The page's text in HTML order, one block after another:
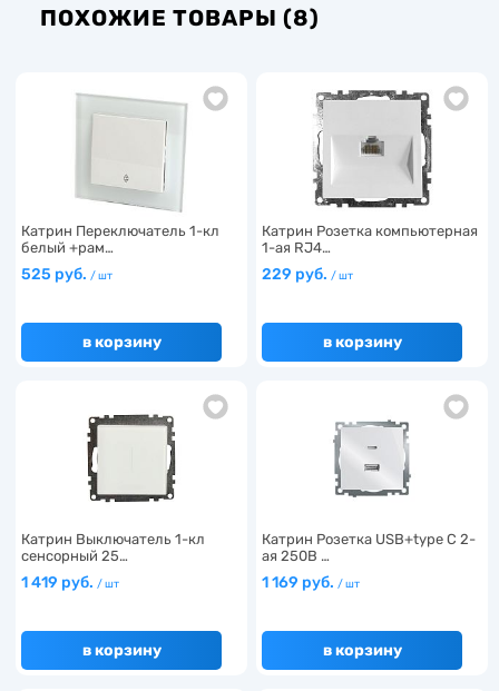
ПОХОЖИЕ ТОВАРЫ (8)
Катрин Переключатель 1-кл
белый +рам…
525 руб. / шт
в корзину
Катрин Розетка компьютерная
1-ая RJ4…
229 руб. / шт
в корзину
Катрин Выключатель 1-кл
сенсорный 25…
1 419 руб. / шт
в корзину
Катрин Розетка USB+type C 2-
ая 250B …
1 169 руб. / шт
в корзину